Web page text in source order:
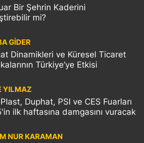
Bir Şehrin Kaderini
mi?
GİDER
Dinamikleri ve Küresel Ticaret
Türkiye’ye Etkisi
YILMAZ
Duphat, PSI ve CES Fuarları
ilk haftasına damgasını vuracak
NUR KARAMAN